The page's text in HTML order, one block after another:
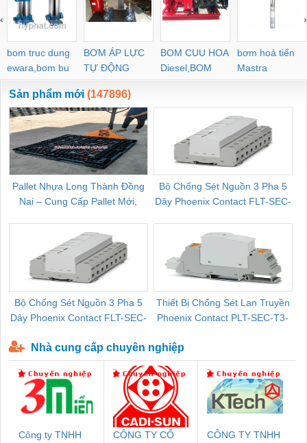
bom truc dung
ewara,bom bu
ewara
BƠM ÁP LỰC
TỰ ĐỘNG
BOM CUU HOA
Diesel,BOM
CHUA CHAY
bơm hoả tiển
Mastra
‹ ›
Sản phẩm mới (147896)
Pallet Nhựa Long Thành Đồng
Nai – Cung Cấp Pallet Mới,
Bộ Chống Sét Nguồn 3 Pha 5
Dây Phoenix Contact FLT-SEC-
Bộ Chống Sét Nguồn 3 Pha 5
Dây Phoenix Contact FLT-SEC-
Thiết Bị Chống Sét Lan Truyền
Phoenix Contact PLT-SEC-T3-
Nhà cung cấp chuyên nghiệp
Công ty TNHH
CÔNG TY CỔ
CÔNG TY TNHH